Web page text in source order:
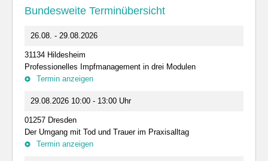
Bundesweite Terminübersicht
26.08. - 29.08.2026
31134 Hildesheim
Professionelles Impfmanagement in drei Modulen
Termin anzeigen
29.08.2026 10:00 - 13:00 Uhr
01257 Dresden
Der Umgang mit Tod und Trauer im Praxisalltag
Termin anzeigen